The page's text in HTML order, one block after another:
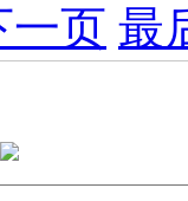
一页 最